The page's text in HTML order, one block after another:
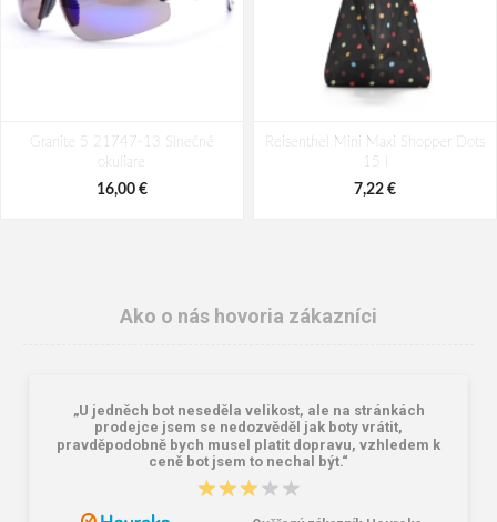
Granite 5 21747-13 Slnečné
okuliare
16,00 €
Reisenthel Mini Maxi Shopper Dots
15 l
7,22 €
Lee Cooper LCW-26-07-4152M
Pánske šľapky čierne
Dámske gumáky DEMAR RAINNY
0052 čierna
Ako o nás hovoria zákazníci
„U jedněch bot neseděla velikost, ale na stránkách
prodejce jsem se nedozvěděl jak boty vrátit,
pravděpodobně bych musel platit dopravu, vzhledem k
ceně bot jsem to nechal být.“
★★★★★
★★★★★